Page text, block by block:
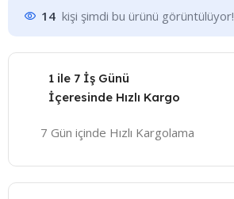
14 kişi şimdi bu ürünü görüntülüyor!
1 ile 7 İş Günü
İçeresinde Hızlı Kargo
7 Gün içinde Hızlı Kargolama